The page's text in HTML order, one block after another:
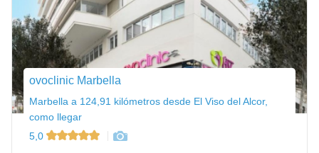
ovoclinic Marbella
Marbella a 124,91 kilómetros desde El Viso del Alcor,
como llegar
5,0